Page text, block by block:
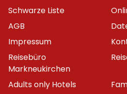
Schwarze Liste
AGB
Impressum
Reisebüro
Markneukirchen
Adults only Hotels